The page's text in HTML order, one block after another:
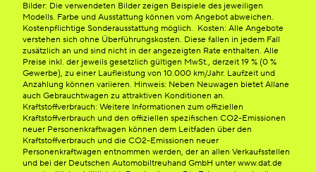
Bilder: Die verwendeten Bilder zeigen Beispiele des jeweiligen
Modells. Farbe und Ausstattung können vom Angebot abweichen.
Kostenpflichtige Sonderausstattung möglich. Kosten: Alle Angebote
verstehen sich ohne Überführungskosten. Diese fallen in jedem Fall
zusätzlich an und sind nicht in der angezeigten Rate enthalten. Alle
Preise inkl. der jeweils gesetzlich gültigen MwSt., derzeit 19 % (0 %
Gewerbe), zu einer Laufleistung von 10.000 km/Jahr. Laufzeit und
Anzahlung können variieren. Hinweis: Neben Neuwagen bietet Allane
auch Gebrauchtwagen zu attraktiven Konditionen an.
Kraftstoffverbrauch: Weitere Informationen zum offiziellen
Kraftstoffverbrauch und den offiziellen spezifischen CO2-Emissionen
neuer Personenkraftwagen können dem Leitfaden über den
Kraftstoffverbrauch und die CO2-Emissionen neuer
Personenkraftwagen entnommen werden, der an allen Verkaufsstellen
und bei der Deutschen Automobiltreuhand GmbH unter www.dat.de